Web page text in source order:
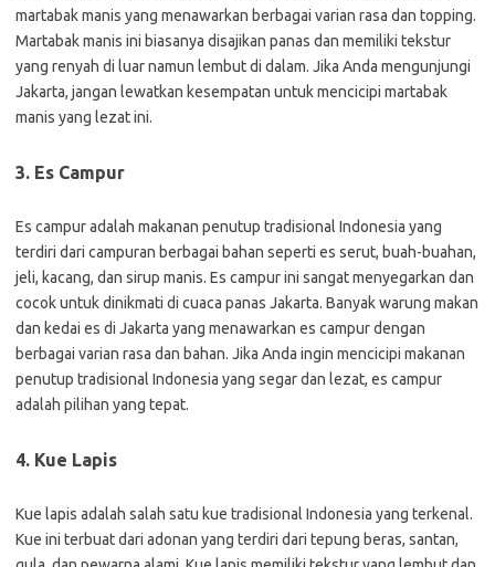
martabak manis yang menawarkan berbagai varian rasa dan topping.
Martabak manis ini biasanya disajikan panas dan memiliki tekstur
yang renyah di luar namun lembut di dalam. Jika Anda mengunjungi
Jakarta, jangan lewatkan kesempatan untuk mencicipi martabak
manis yang lezat ini.
3. Es Campur
Es campur adalah makanan penutup tradisional Indonesia yang
terdiri dari campuran berbagai bahan seperti es serut, buah-buahan,
jeli, kacang, dan sirup manis. Es campur ini sangat menyegarkan dan
cocok untuk dinikmati di cuaca panas Jakarta. Banyak warung makan
dan kedai es di Jakarta yang menawarkan es campur dengan
berbagai varian rasa dan bahan. Jika Anda ingin mencicipi makanan
penutup tradisional Indonesia yang segar dan lezat, es campur
adalah pilihan yang tepat.
4. Kue Lapis
Kue lapis adalah salah satu kue tradisional Indonesia yang terkenal.
Kue ini terbuat dari adonan yang terdiri dari tepung beras, santan,